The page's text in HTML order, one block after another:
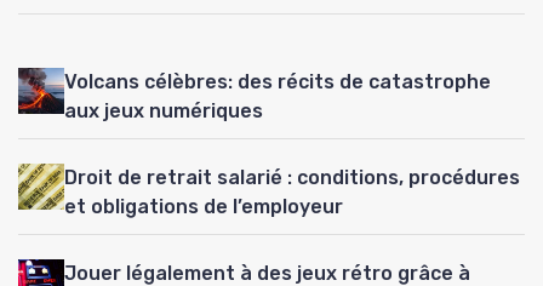
Volcans célèbres: des récits de catastrophe
aux jeux numériques
Droit de retrait salarié : conditions, procédures
et obligations de l’employeur
Jouer légalement à des jeux rétro grâce à